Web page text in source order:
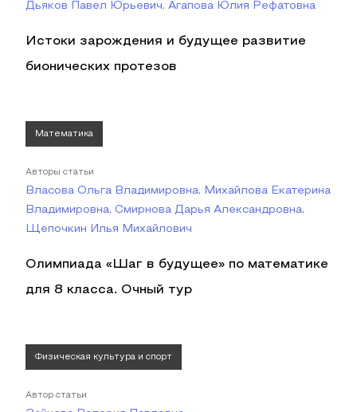
Дьяков Павел Юрьевич, Агапова Юлия Рефатовна
Истоки зарождения и будущее развитие
бионических протезов
Математика
Авторы статьи
Власова Ольга Владимировна, Михайлова Екатерина
Владимировна, Смирнова Дарья Александровна,
Щепочкин Илья Михайлович
Олимпиада «Шаг в будущее» по математике
для 8 класса. Очный тур
Физическая культура и спорт
Автор статьи